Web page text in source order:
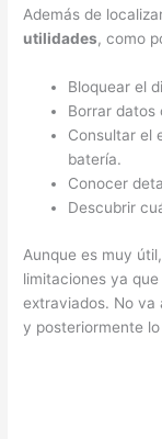
Además de
utilidades, como
Bloquear el
Borrar datos
Consultar el
batería.
Conocer
Descubrir
Aunque es muy
limitaciones ya
extraviados. No va
y posteriormente